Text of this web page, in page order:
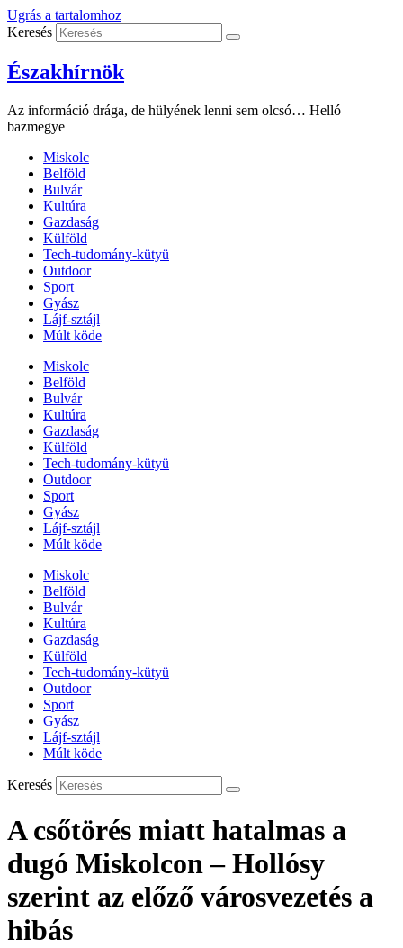
Ugrás a tartalomhoz
Keresés
Északhírnök
Az információ drága, de hülyének lenni sem olcsó… Helló
bazmegye
Miskolc
Belföld
Bulvár
Kultúra
Gazdaság
Külföld
Tech-tudomány-kütyü
Outdoor
Sport
Gyász
Lájf-sztájl
Múlt köde
Miskolc
Belföld
Bulvár
Kultúra
Gazdaság
Külföld
Tech-tudomány-kütyü
Outdoor
Sport
Gyász
Lájf-sztájl
Múlt köde
Miskolc
Belföld
Bulvár
Kultúra
Gazdaság
Külföld
Tech-tudomány-kütyü
Outdoor
Sport
Gyász
Lájf-sztájl
Múlt köde
Keresés
A csőtörés miatt hatalmas a
dugó Miskolcon – Hollósy
szerint az előző városvezetés a
hibás